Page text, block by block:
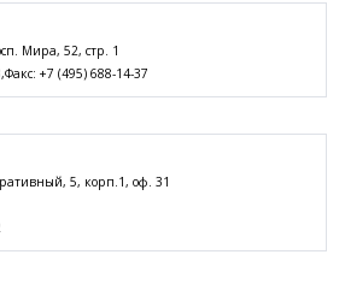
Мира, 52, стр. 1
+7 (495) 688-14-37
5, корп.1, оф. 31